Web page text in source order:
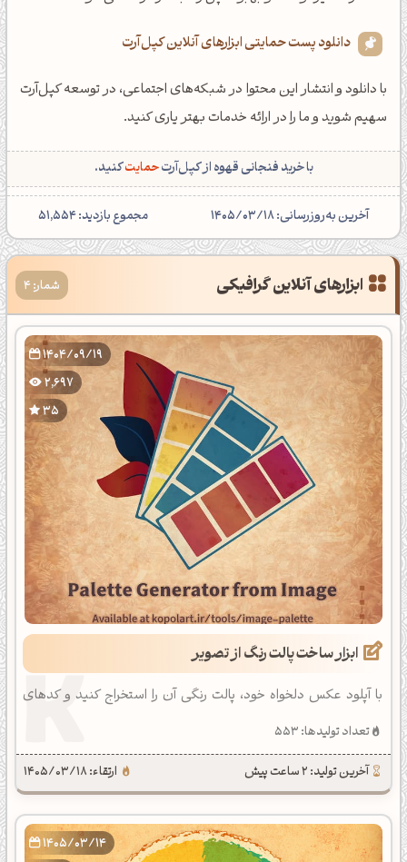
دانلود پست حمایتی ابزارهای آنلاین کپل‌آرت
با دانلود و انتشار این محتوا در شبکه‌های اجتماعی، در توسعه کپل‌آرت
سهیم شوید و ما را در ارائه خدمات بهتر یاری کنید.
با خرید فنجانی قهوه از کپل‌آرتحمایتکنید.
آخرین به‌روزرسانی: 1405/03/18 مجموع بازدید: 51,554
ابزارهای آنلاین گرافیکی شمار: 4
1404/09/19
2,697
35
ابزار ساخت پالت رنگ از تصویر
با آپلود عکس دلخواه خود، پالت رنگی آن را استخراج کنید و کدهای
تعداد تولیدها: 553
آخرین تولید: 2 ساعت پیش
ارتقاء: 1405/03/18
1405/03/14